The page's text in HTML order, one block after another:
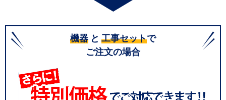
機器 と 工事セットで
ご注文の場合